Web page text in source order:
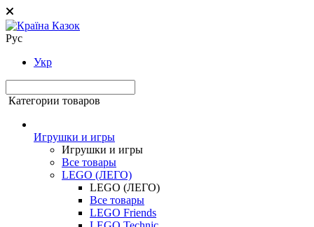
Рус
Укр
Категории товаров
Игрушки и игры
Игрушки и игры
Все товары
LEGO (ЛЕГО)
LEGO (ЛЕГО)
Все товары
LEGO Friends